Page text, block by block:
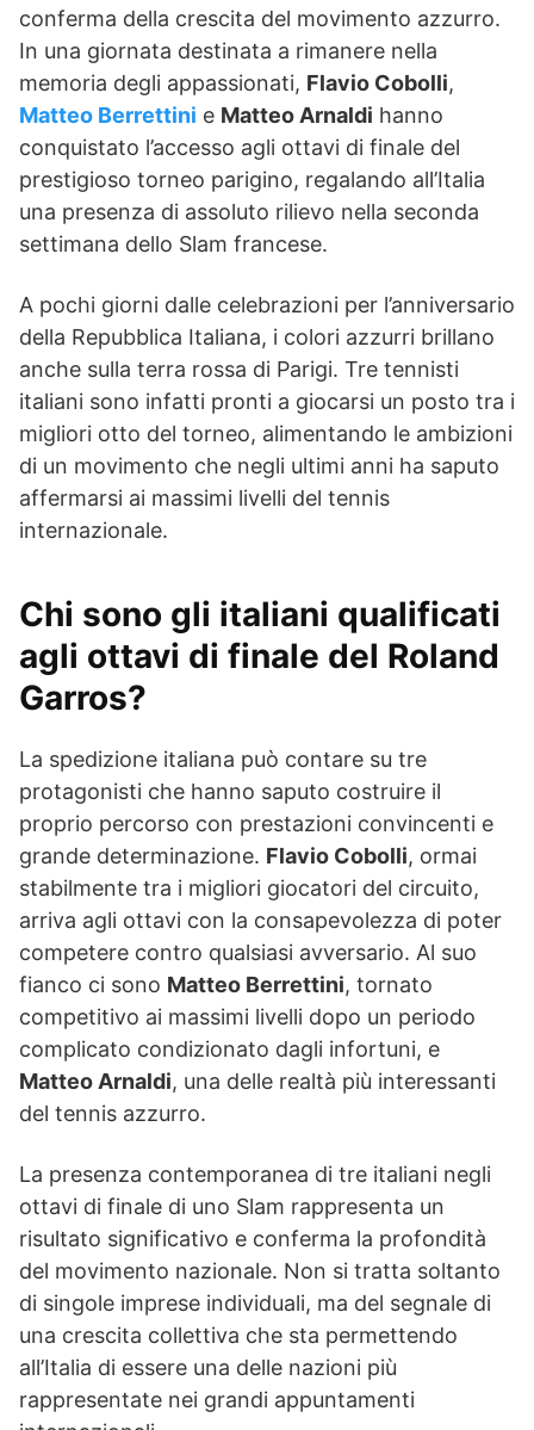
conferma della crescita del movimento azzurro.
In una giornata destinata a rimanere nella
memoria degli appassionati, Flavio Cobolli,
Matteo Berrettini e Matteo Arnaldi hanno
conquistato l’accesso agli ottavi di finale del
prestigioso torneo parigino, regalando all’Italia
una presenza di assoluto rilievo nella seconda
settimana dello Slam francese.
A pochi giorni dalle celebrazioni per l’anniversario
della Repubblica Italiana, i colori azzurri brillano
anche sulla terra rossa di Parigi. Tre tennisti
italiani sono infatti pronti a giocarsi un posto tra i
migliori otto del torneo, alimentando le ambizioni
di un movimento che negli ultimi anni ha saputo
affermarsi ai massimi livelli del tennis
internazionale.
Chi sono gli italiani qualificati
agli ottavi di finale del Roland
Garros?
La spedizione italiana può contare su tre
protagonisti che hanno saputo costruire il
proprio percorso con prestazioni convincenti e
grande determinazione. Flavio Cobolli, ormai
stabilmente tra i migliori giocatori del circuito,
arriva agli ottavi con la consapevolezza di poter
competere contro qualsiasi avversario. Al suo
fianco ci sono Matteo Berrettini, tornato
competitivo ai massimi livelli dopo un periodo
complicato condizionato dagli infortuni, e
Matteo Arnaldi, una delle realtà più interessanti
del tennis azzurro.
La presenza contemporanea di tre italiani negli
ottavi di finale di uno Slam rappresenta un
risultato significativo e conferma la profondità
del movimento nazionale. Non si tratta soltanto
di singole imprese individuali, ma del segnale di
una crescita collettiva che sta permettendo
all’Italia di essere una delle nazioni più
rappresentate nei grandi appuntamenti